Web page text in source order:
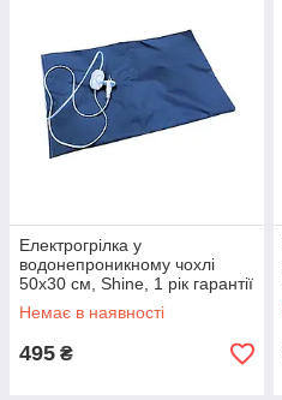
Електрогрілка у
водонепроникному чохлі
50х30 см, Shine, 1 рік гарантії
Немає в наявності
495 ₴